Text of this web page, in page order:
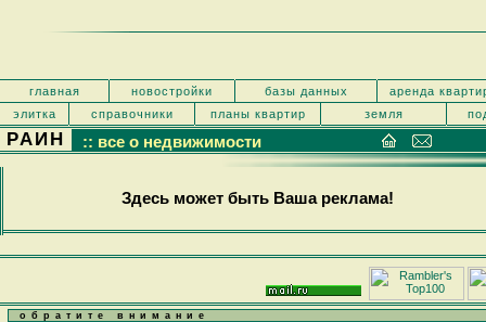
главная новостройки базы данных
аренда
элитка
справочники планы квартир земля
РАИН :: все о недвижимости
Здесь может быть Ваша реклама!
обратите внимание